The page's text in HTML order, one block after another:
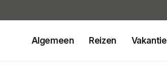
Algemeen Reizen Vakantie